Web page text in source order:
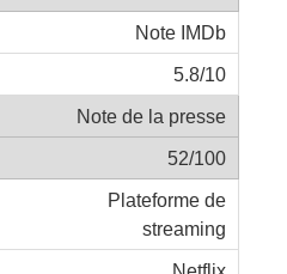
Note IMDb
5.8/10
Note de la presse
52/100
Plateforme de
streaming